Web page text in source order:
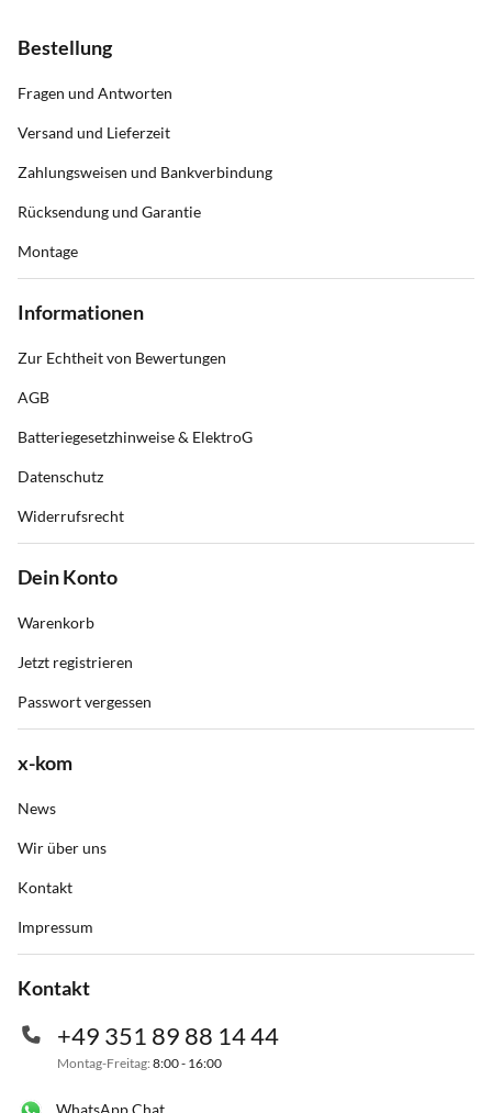
Bestellung
Fragen und Antworten
Versand und Lieferzeit
Zahlungsweisen und Bankverbindung
Rücksendung und Garantie
Montage
Informationen
Zur Echtheit von Bewertungen
AGB
Batteriegesetzhinweise & ElektroG
Datenschutz
Widerrufsrecht
Dein Konto
Warenkorb
Jetzt registrieren
Passwort vergessen
x-kom
News
Wir über uns
Kontakt
Impressum
Kontakt
+49 351 89 88 14 44
Montag-Freitag: 8:00 - 16:00
WhatsApp Chat